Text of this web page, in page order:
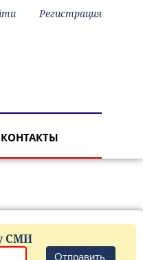
Регистрация
КОНТАКТЫ
СМИ
Отправить